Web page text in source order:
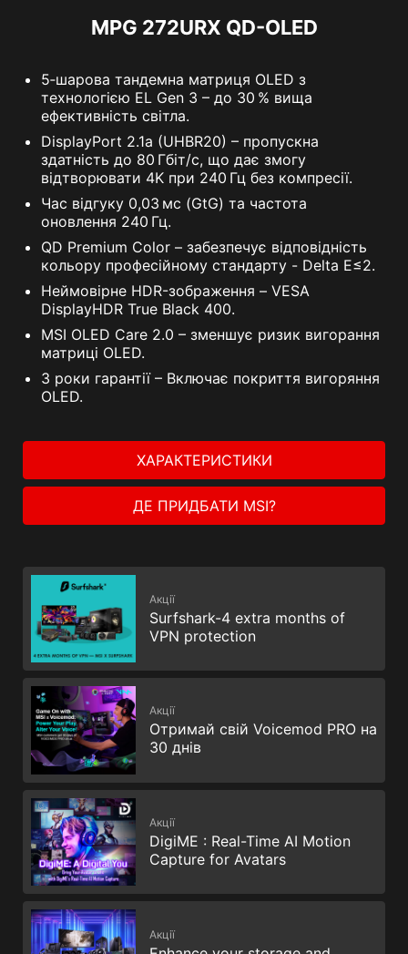
MPG 272URX QD-OLED
5‑шарова тандемна матриця OLED з
технологією EL Gen 3 – до 30 % вища
ефективність світла.
DisplayPort 2.1a (UHBR20) – пропускна
здатність до 80 Гбіт/с, що дає змогу
відтворювати 4K при 240 Гц без компресії.
Час відгуку 0,03 мс (GtG) та частота
оновлення 240 Гц.
QD Premium Color – забезпечує відповідність
кольору професійному стандарту - Delta E≤2.
Неймовірне HDR-зображення – VESA
DisplayHDR True Black 400.
MSI OLED Care 2.0 – зменшує ризик вигорання
матриці OLED.
3 роки гарантії – Включає покриття вигоряння
OLED.
ХАРАКТЕРИСТИКИ
ДЕ ПРИДБАТИ MSI?
Акції
Surfshark-4 extra months of
VPN protection
Акції
Отримай свій Voicemod PRO на
30 днів
Акції
DigiME : Real-Time AI Motion
Capture for Avatars
Акції